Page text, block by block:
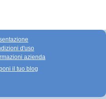
d'uso
azienda
il tuo blog